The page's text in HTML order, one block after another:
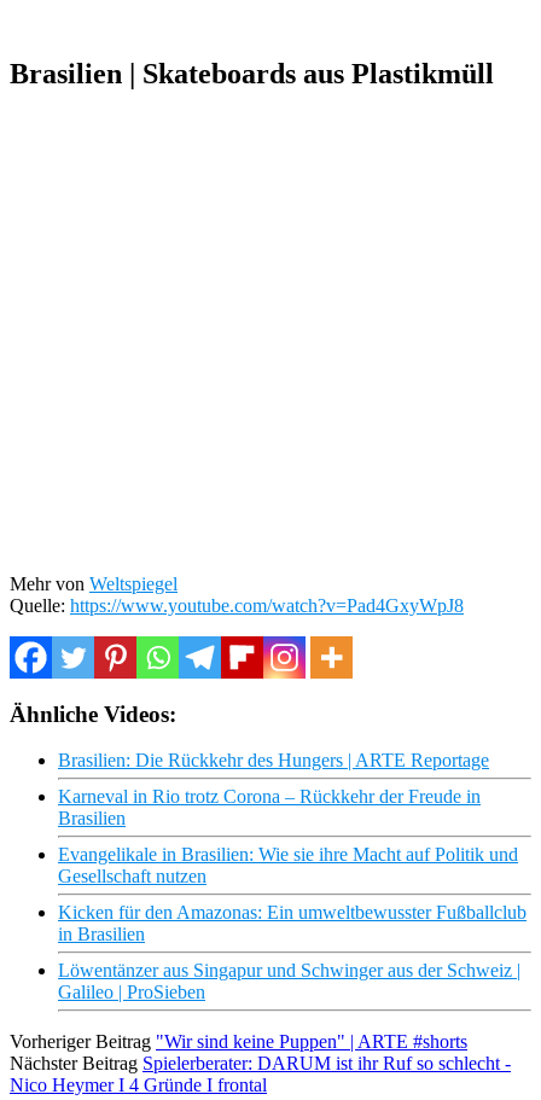
Brasilien | Skateboards aus Plastikmüll
Mehr von Weltspiegel
Quelle: https://www.youtube.com/watch?v=Pad4GxyWpJ8
Ähnliche Videos:
Brasilien: Die Rückkehr des Hungers | ARTE Reportage
Karneval in Rio trotz Corona – Rückkehr der Freude in
Brasilien
Evangelikale in Brasilien: Wie sie ihre Macht auf Politik und
Gesellschaft nutzen
Kicken für den Amazonas: Ein umweltbewusster Fußballclub
in Brasilien
Löwentänzer aus Singapur und Schwinger aus der Schweiz |
Galileo | ProSieben
Vorheriger Beitrag "Wir sind keine Puppen" | ARTE #shorts
Nächster Beitrag Spielerberater: DARUM ist ihr Ruf so schlecht -
Nico Heymer I 4 Gründe I frontal